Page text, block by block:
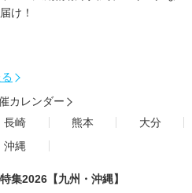
け！
カレンダー
長崎 熊本
大分
沖縄
集2026【九州・沖縄】